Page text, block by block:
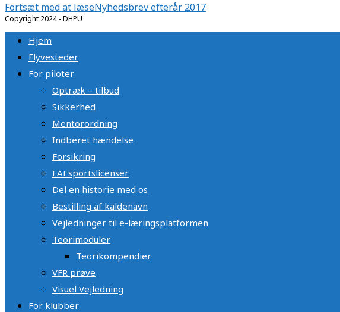
Fortsæt med at læseNyhedsbrev efterår 2017
Copyright 2024 - DHPU
Hjem
Flyvesteder
For piloter
Optræk – tilbud
Sikkerhed
Mentorordning
Indberet hændelse
Forsikring
FAI sportslicenser
Del en historie med os
Bestilling af kaldenavn
Vejledninger til e-læringsplatformen
Teorimoduler
Teorikompendier
VFR prøve
Visuel Vejledning
For klubber